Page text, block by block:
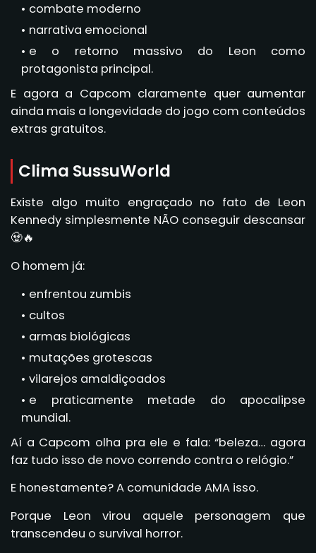
combate moderno
narrativa emocional
e o retorno massivo do Leon como
protagonista principal.
E agora a Capcom claramente quer aumentar
ainda mais a longevidade do jogo com conteúdos
extras gratuitos.
Clima SussuWorld
Existe algo muito engraçado no fato de Leon
Kennedy simplesmente NÃO conseguir descansar
🧟🔥
O homem já:
enfrentou zumbis
cultos
armas biológicas
mutações grotescas
vilarejos amaldiçoados
e praticamente metade do apocalipse
mundial.
Aí a Capcom olha pra ele e fala: “beleza… agora
faz tudo isso de novo correndo contra o relógio.”
E honestamente? A comunidade AMA isso.
Porque Leon virou aquele personagem que
transcendeu o survival horror.